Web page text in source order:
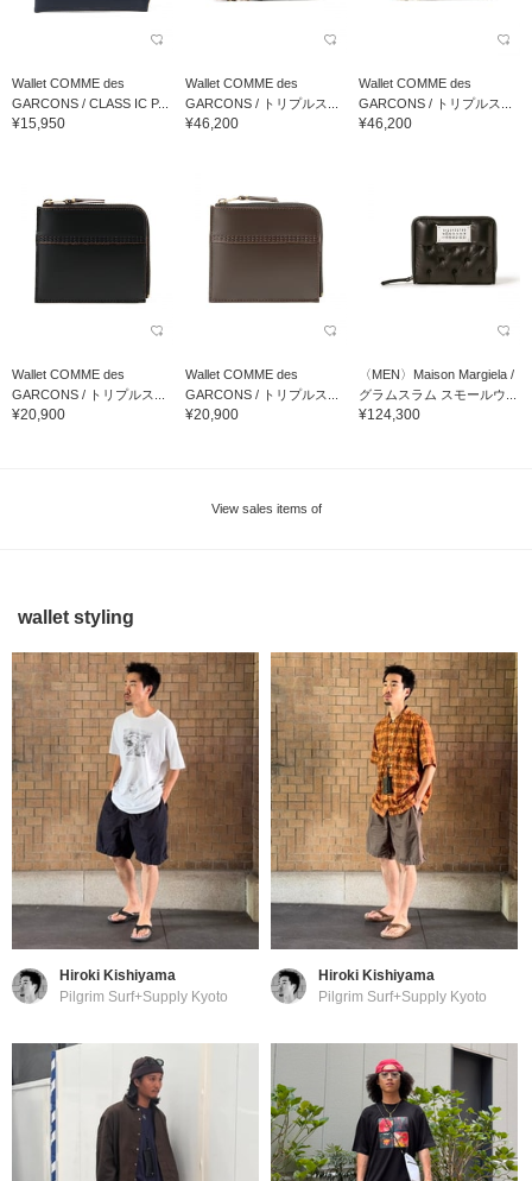
Wallet COMME des
GARCONS / CLASS IC P...
¥15,950
Wallet COMME des
GARCONS / トリプルス...
¥46,200
Wallet COMME des
GARCONS / トリプルス...
¥46,200
Wallet COMME des
GARCONS / トリプルス...
¥20,900
Wallet COMME des
GARCONS / トリプルス...
¥20,900
〈MEN〉Maison Margiela /
グラムスラム スモールウ...
¥124,300
View sales items of
wallet styling
Hiroki Kishiyama
Pilgrim Surf+Supply Kyoto
Hiroki Kishiyama
Pilgrim Surf+Supply Kyoto